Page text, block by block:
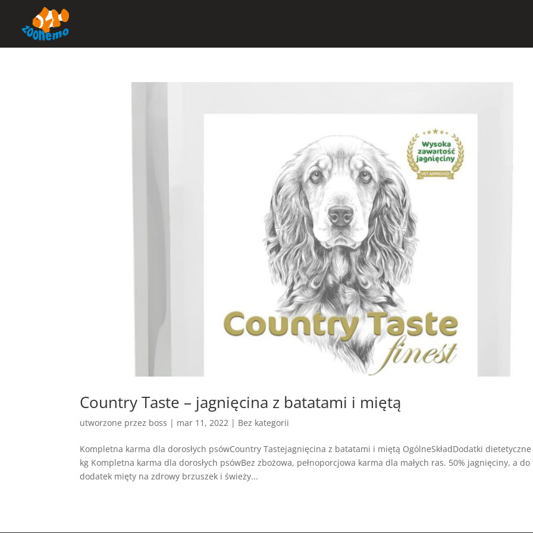
Country Taste – jagnięcina z batatami i miętą
utworzone przez boss | mar 11, 2022 | Bez kategorii
Kompletna karma dla dorosłych psówCountry Tastejagnięcina z batatami i miętą OgólneSkładDodatki dietetyczne
kg Kompletna karma dla dorosłych psówBez zbożowa, pełnoporcjowa karma dla małych ras. 50% jagnięciny, a do
dodatek mięty na zdrowy brzuszek i świeży...